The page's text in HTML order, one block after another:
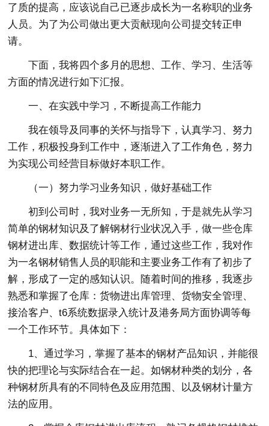
了质的提高，应该说自己已逐步成长为一名称职的业务
人员。为了为公司做出更大贡献现向公司提交转正申
请。
下面，我将四个多月的思想、工作、学习、生活等
方面的情况进行如下汇报。
一、在实践中学习，不断提高工作能力
我在领导及同事的关怀与指导下，认真学习、努力
工作，积极投身到工作中，逐渐进入了工作角色，努力
为实现公司经营目标做好本职工作。
（一）努力学习业务知识，做好基础工作
初到公司时，我对业务一无所知，于是就先从学习
简单的钢材知识及了解钢材行业状况入手，做一些仓库
钢材进出库、数据统计等工作，通过这些工作，我对作
为一名钢材销售人员的职能和主要业务工作有了初步了
解，形成了一定的感知认识。随着时间的推移，我逐步
熟悉和掌握了仓库：货物进出库管理、货物安全管理、
接洽客户、t6系统数据录入统计及港务局方面协调等每
一个工作环节。具体如下：
1、通过学习，掌握了基本的钢材产品知识，并能很
快的把理论与实际结合在一起。如钢材种类的划分，各
种钢材所具有的不同特色及应用范围、以及钢材计量方
法的应用。